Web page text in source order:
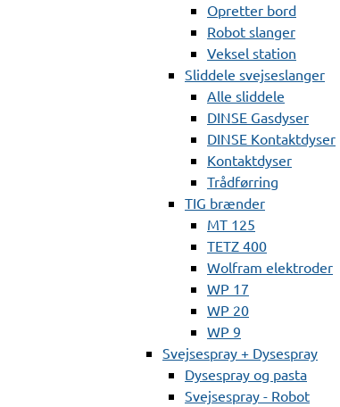
Opretter bord
Robot slanger
Veksel station
Sliddele svejseslanger
Alle sliddele
DINSE Gasdyser
DINSE Kontaktdyser
Kontaktdyser
Trådførring
TIG brænder
MT 125
TETZ 400
Wolfram elektroder
WP 17
WP 20
WP 9
Svejsespray + Dysespray
Dysespray og pasta
Svejsespray - Robot